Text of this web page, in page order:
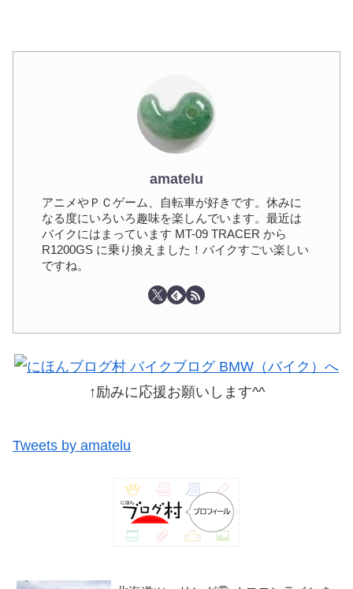
amatelu
アニメやＰＣゲーム、自転車が好きです。休みに
なる度にいろいろ趣味を楽しんでいます。最近は
バイクにはまっています MT-09 TRACER から
R1200GS に乗り換えました！バイクすごい楽しい
ですね。
↑励みに応援お願いします^^
Tweets by amatelu